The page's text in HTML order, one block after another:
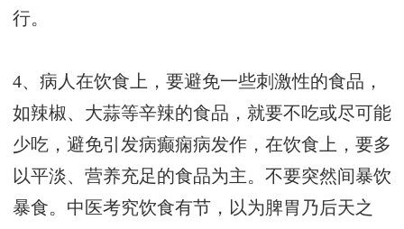
行。
4、病人在饮食上，要避免一些刺激性的食品，
如辣椒、大蒜等辛辣的食品，就要不吃或尽可能
少吃，避免引发病癫痫病发作，在饮食上，要多
以平淡、营养充足的食品为主。不要突然间暴饮
暴食。中医考究饮食有节，以为脾胃乃后天之